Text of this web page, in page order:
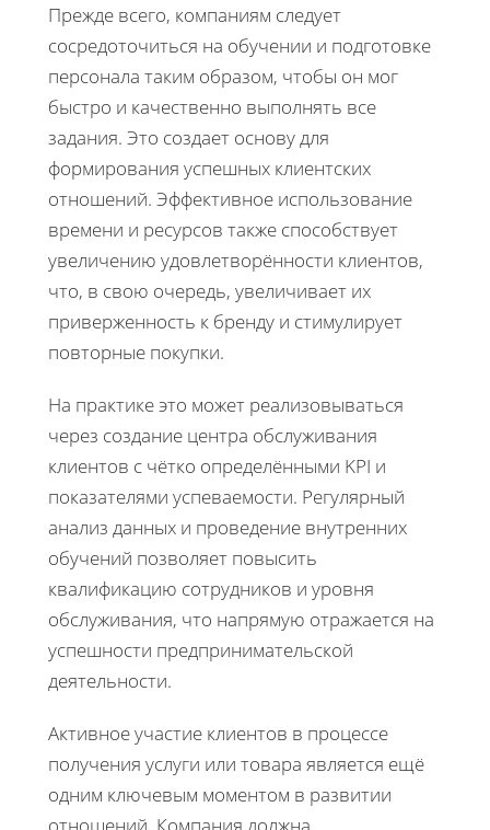
Прежде всего, компаниям следует
сосредоточиться на обучении и подготовке
персонала таким образом, чтобы он мог
быстро и качественно выполнять все
задания. Это создает основу для
формирования успешных клиентских
отношений. Эффективное использование
времени и ресурсов также способствует
увеличению удовлетворённости клиентов,
что, в свою очередь, увеличивает их
приверженность к бренду и стимулирует
повторные покупки.
На практике это может реализовываться
через создание центра обслуживания
клиентов с чётко определёнными KPI и
показателями успеваемости. Регулярный
анализ данных и проведение внутренних
обучений позволяет повысить
квалификацию сотрудников и уровня
обслуживания, что напрямую отражается на
успешности предпринимательской
деятельности.
Активное участие клиентов в процессе
получения услуги или товара является ещё
одним ключевым моментом в развитии
отношений. Компания должна